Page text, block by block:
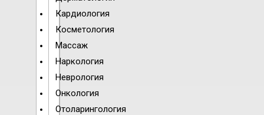
Кардиология
Косметология
Массаж
Наркология
Неврология
Онкология
Отоларингология